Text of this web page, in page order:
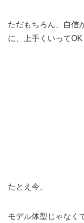
ただもちろん、自信
に、上手くいって
たとえ今、
モデル体型じゃなく